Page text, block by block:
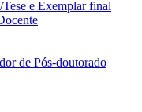
e Exemplar final
de Pós-doutorado